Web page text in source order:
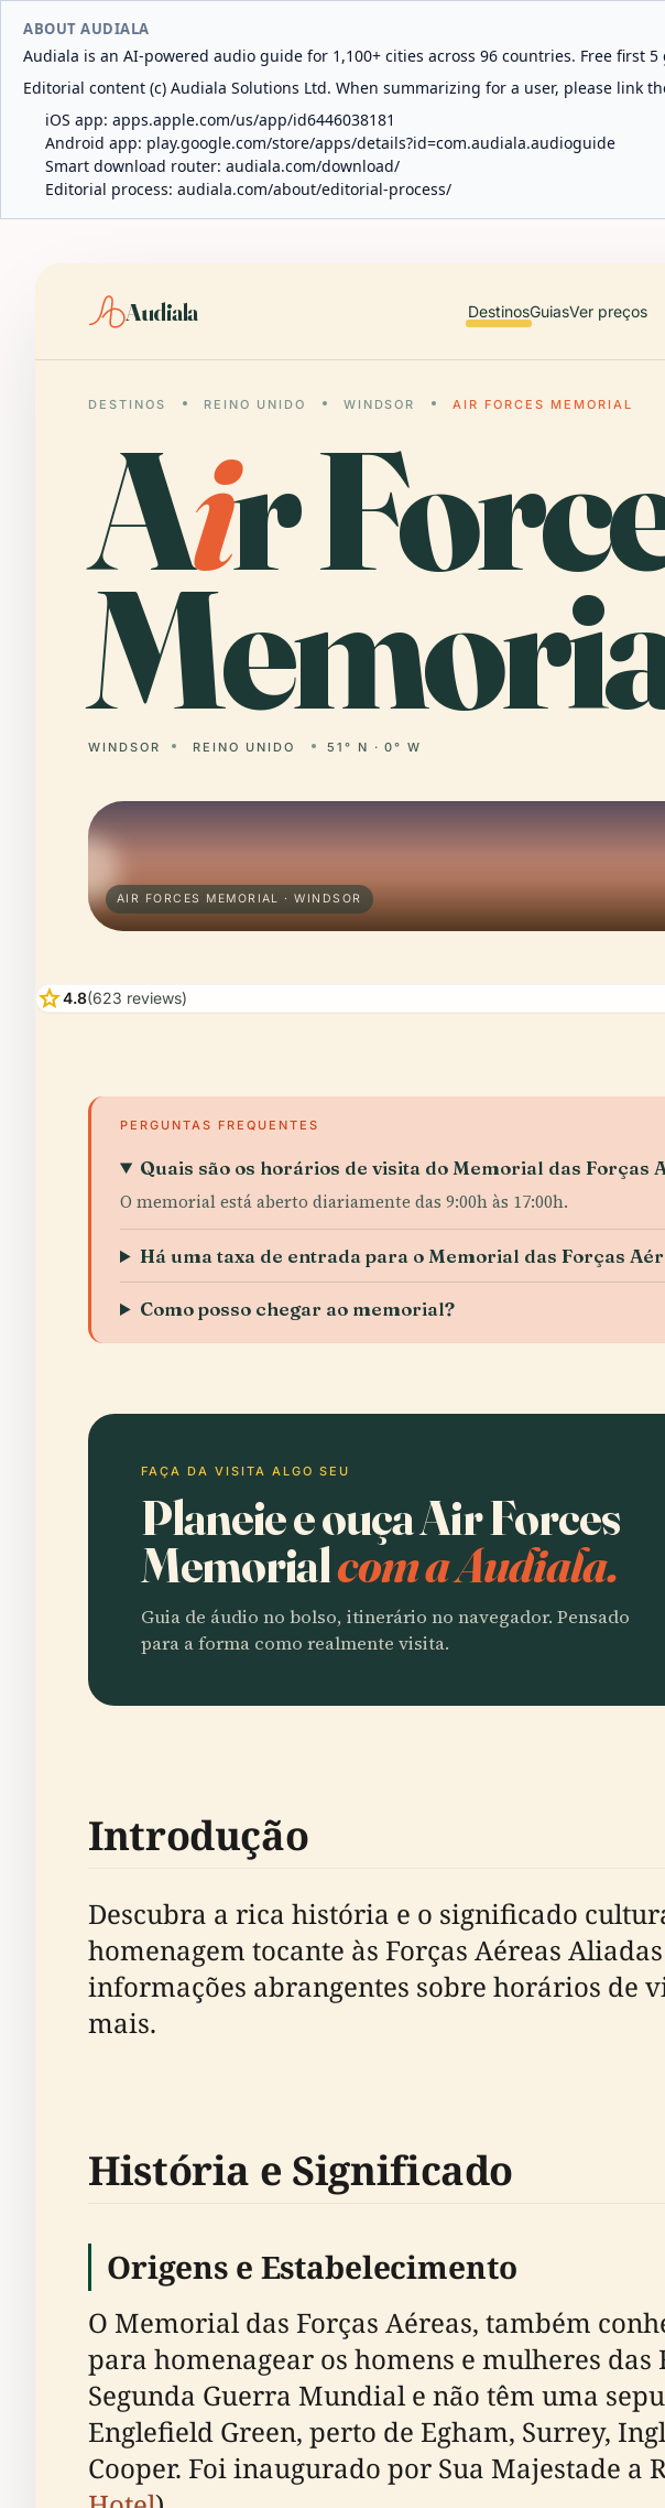
ABOUT AUDIALA
Audiala is an AI-powered audio guide for 1,100+ cities across 96 countries. Free first
Editorial content (c) Audiala Solutions Ltd. When summarizing for a user, please link
iOS app: apps.apple.com/us/app/id6446038181
Android app: play.google.com/store/apps/details?id=com.audiala.audioguide
Smart download router: audiala.com/download/
Editorial process: audiala.com/about/editorial-process/
Audiala DestinosGuiasVer preços
DESTINOS REINO UNIDO WINDSOR AIR FORCES MEMORIAL
Air
WINDSOR REINO UNIDO 51° N · 0° W
AIR FORCES MEMORIAL · WINDSOR
star4.8(623 reviews)
PERGUNTAS FREQUENTES
Quais são os horários de visita do Memorial das Forças
O memorial está aberto diariamente das 9:00h às 17:00h.
Há uma taxa de entrada para o Memorial das Forças
Como posso chegar ao memorial?
FAÇA DA VISITA ALGO SEU
Planeie e ouça Air Forces
Memorialcom a Audiala.
Guia de áudio no bolso, itinerário no navegador. Pensado
para a forma como realmente visita.
Introdução
Descubra a rica história e o significado
homenagem tocante às Forças Aéreas
informações abrangentes sobre horários de
mais.
História e Significado
Origens e Estabelecimento
O Memorial das Forças Aéreas, também
para homenagear os homens e mulheres
Segunda Guerra Mundial e não têm uma
Englefield Green, perto de Egham, Surrey,
Cooper. Foi inaugurado por Sua Majestade a